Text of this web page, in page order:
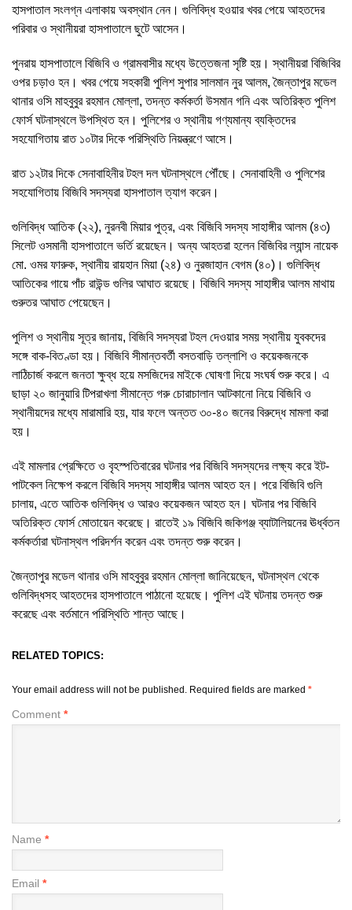
হাসপাতাল সংলগ্ন এলাকায় অবস্থান নেন। গুলিবিদ্ধ হওয়ার খবর পেয়ে আহতদের
পরিবার ও স্থানীয়রা হাসপাতালে ছুটে আসেন।
পুনরায় হাসপাতালে বিজিবি ও গ্রামবাসীর মধ্যে উত্তেজনা সৃষ্টি হয়। স্থানীয়রা বিজিবির
ওপর চড়াও হন। খবর পেয়ে সহকারী পুলিশ সুপার সালমান নুর আলম, জৈন্তাপুর মডেল
থানার ওসি মাহবুবুর রহমান মোল্লা, তদন্ত কর্মকর্তা উসমান গনি এবং অতিরিক্ত পুলিশ
ফোর্স ঘটনাস্থলে উপস্থিত হন। পুলিশের ও স্থানীয় গণ্যমান্য ব্যক্তিদের
সহযোগিতায় রাত ১০টার দিকে পরিস্থিতি নিয়ন্ত্রণে আসে।
রাত ১২টার দিকে সেনাবাহিনীর টহল দল ঘটনাস্থলে পৌঁছে। সেনাবাহিনী ও পুলিশের
সহযোগিতায় বিজিবি সদস্যরা হাসপাতাল ত্যাগ করেন।
গুলিবিদ্ধ আতিক (২২), নুরনবী মিয়ার পুত্র, এবং বিজিবি সদস্য সাহাঙ্গীর আলম (৪৩)
সিলেট ওসমানী হাসপাতালে ভর্তি রয়েছেন। অন্য আহতরা হলেন বিজিবির ল্যান্স নায়েক
মো. ওমর ফারুক, স্থানীয় রায়হান মিয়া (২৪) ও নুরজাহান বেগম (৪০)। গুলিবিদ্ধ
আতিকের গায়ে পাঁচ রাউন্ড গুলির আঘাত রয়েছে। বিজিবি সদস্য সাহাঙ্গীর আলম মাথায়
গুরুতর আঘাত পেয়েছেন।
পুলিশ ও স্থানীয় সূত্র জানায়, বিজিবি সদস্যরা টহল দেওয়ার সময় স্থানীয় যুবকদের
সঙ্গে বাক-বিতণ্ডা হয়। বিজিবি সীমান্তবর্তী বসতবাড়ি তল্লাশি ও কয়েকজনকে
লাঠিচার্জ করলে জনতা ক্ষুব্ধ হয়ে মসজিদের মাইকে ঘোষণা দিয়ে সংঘর্ষ শুরু করে। এ
ছাড়া ২০ জানুয়ারি টিপরাখলা সীমান্তে গরু চোরাচালান আটকানো নিয়ে বিজিবি ও
স্থানীয়দের মধ্যে মারামারি হয়, যার ফলে অন্তত ৩০-৪০ জনের বিরুদ্ধে মামলা করা
হয়।
এই মামলার প্রেক্ষিতে ও বৃহস্পতিবারের ঘটনার পর বিজিবি সদস্যদের লক্ষ্য করে ইট-
পাটকেল নিক্ষেপ করলে বিজিবি সদস্য সাহাঙ্গীর আলম আহত হন। পরে বিজিবি গুলি
চালায়, এতে আতিক গুলিবিদ্ধ ও আরও কয়েকজন আহত হন। ঘটনার পর বিজিবি
অতিরিক্ত ফোর্স মোতায়েন করেছে। রাতেই ১৯ বিজিবি জকিগঞ্জ ব্যাটালিয়নের ঊর্ধ্বতন
কর্মকর্তারা ঘটনাস্থল পরিদর্শন করেন এবং তদন্ত শুরু করেন।
জৈন্তাপুর মডেল থানার ওসি মাহবুবুর রহমান মোল্লা জানিয়েছেন, ঘটনাস্থল থেকে
গুলিবিদ্ধসহ আহতদের হাসপাতালে পাঠানো হয়েছে। পুলিশ এই ঘটনায় তদন্ত শুরু
করেছে এবং বর্তমানে পরিস্থিতি শান্ত আছে।
RELATED TOPICS:
Your email address will not be published. Required fields are marked *
Comment *
Name *
Email *